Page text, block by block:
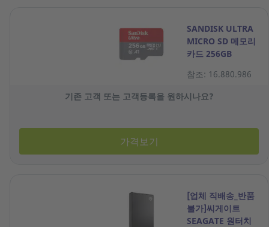
SANDISK ULTRA
MICRO SD 메모리
카드 256GB
참조: 16.880.986
기존 고객 또는 고객등록을 원하시나요?
가격보기
[업체 직배송_반품
불가]씨게이트
SEAGATE 원터치